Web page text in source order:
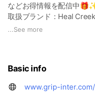
などお得情報を配信中
取扱ブランド：Heal
/VIVAHEART / Rosasen /
...See more
Basic info
www.grip-